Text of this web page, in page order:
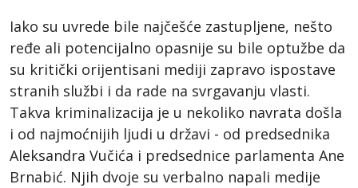
Iako su uvrede bile najčešće zastupljene, nešto
ređe ali potencijalno opasnije su bile optužbe da
su kritički orijentisani mediji zapravo ispostave
stranih službi i da rade na svrgavanju vlasti.
Takva kriminalizacija je u nekoliko navrata došla
i od najmoćnijih ljudi u državi - od predsednika
Aleksandra Vučića i predsednice parlamenta Ane
Brnabić. Njih dvoje su verbalno napali medije